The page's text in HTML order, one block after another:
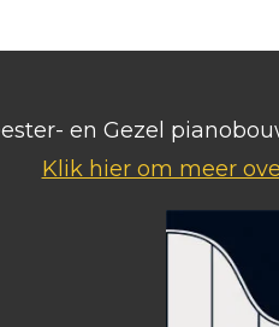
en Gezel
Klik hier om meer